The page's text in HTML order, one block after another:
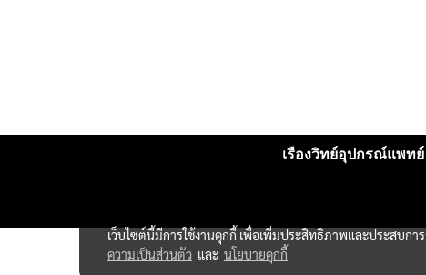
เรืองวิทย์อุปกรณ์แพทย์
เว็บไซต์นี้มีการใช้งานคุกกี้ เพื่อเพิ่มประสิทธิภาพและประสบก
ความเป็นส่วนตัว และ นโยบายคุกกี้